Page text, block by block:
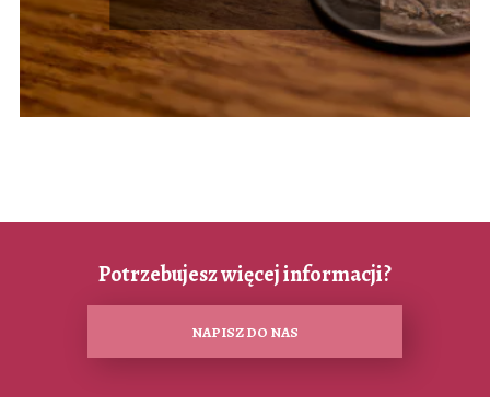
Potrzebujesz więcej informacji?
NAPISZ DO NAS